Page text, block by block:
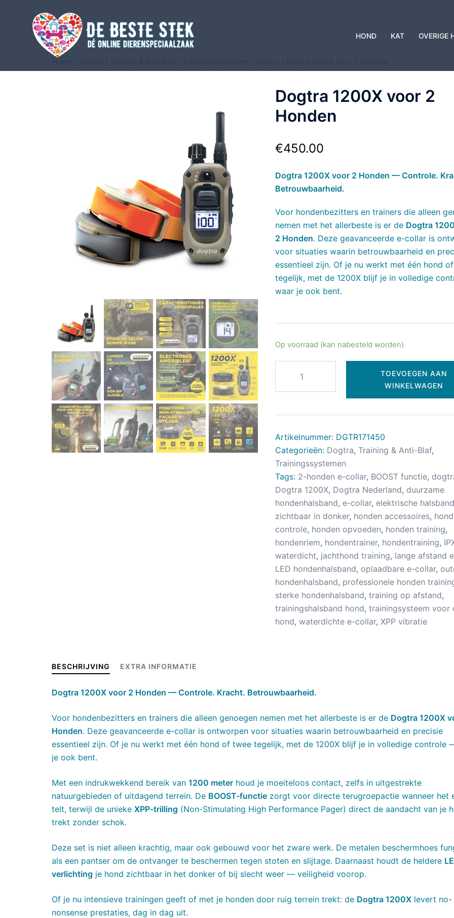
HOND KAT OVERIGE
Dogtra 1200X voor 2
Honden
€450.00
Dogtra 1200X voor 2 Honden — Controle.
Betrouwbaarheid.
Voor hondenbezitters en trainers die alleen
nemen met het allerbeste is er de Dogtra
2 Honden. Deze geavanceerde e-collar is
voor situaties waarin betrouwbaarheid en
essentieel zijn. Of je nu werkt met één hond
tegelijk, met de 1200X blijf je in volledige
waar je ook bent.
Op voorraad (kan nabesteld worden)
TOEVOEGEN AAN
WINKELWAGEN
Artikelnummer: DGTR171450
Categorieën: Dogtra, Training & Anti-Blaf,
Trainingssystemen
Tags: 2-honden e-collar, BOOST functie,
Dogtra 1200X, Dogtra Nederland, duurzame
hondenhalsband, e-collar, elektrische halsband
zichtbaar in donker, honden accessoires,
controle, honden opvoeden, honden training,
hondenriem, hondentrainer, hondentraining,
waterdicht, jachthond training, lange afstand
LED hondenhalsband, oplaadbare e-collar,
hondenhalsband, professionele honden
sterke hondenhalsband, training op afstand,
trainingshalsband hond, trainingsysteem voor
hond, waterdichte e-collar, XPP vibratie
BESCHRIJVING EXTRA INFORMATIE
Dogtra 1200X voor 2 Honden — Controle. Kracht. Betrouwbaarheid.
Voor hondenbezitters en trainers die alleen genoegen nemen met het allerbeste is er de Dogtra 1200X
Honden. Deze geavanceerde e-collar is ontworpen voor situaties waarin betrouwbaarheid en precisie
essentieel zijn. Of je nu werkt met één hond of twee tegelijk, met de 1200X blijf je in volledige controle
je ook bent.
Met een indrukwekkend bereik van 1200 meter houd je moeiteloos contact, zelfs in uitgestrekte
natuurgebieden of uitdagend terrein. De BOOST-functie zorgt voor directe terugroepactie wanneer het
telt, terwijl de unieke XPP-trilling (Non-Stimulating High Performance Pager) direct de aandacht van je
trekt zonder schok.
Deze set is niet alleen krachtig, maar ook gebouwd voor het zware werk. De metalen beschermhoes
als een pantser om de ontvanger te beschermen tegen stoten en slijtage. Daarnaast houdt de heldere
verlichting je hond zichtbaar in het donker of bij slecht weer — veiligheid voorop.
Of je nu intensieve trainingen geeft of met je honden door ruig terrein trekt: de Dogtra 1200X levert no-
nonsense prestaties, dag in dag uit.